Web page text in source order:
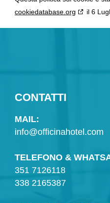
cookiedatabase.org
il 6
CONTATTI
MAIL:
info@officinahotel.com
TELEFONO &
351 7126118
338 2165387